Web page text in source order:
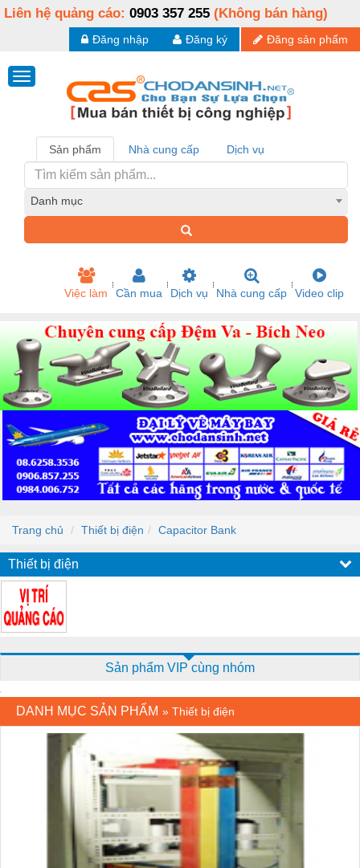
Liên hệ quảng cáo: 0903 357 255 (Không bán hàng)
Đăng sản phẩm
Đăng ký
Đăng nhập
Sản phẩm Nhà cung cấp Dịch vụ
Danh mục
Việc làm Cần mua Dịch vụ Nhà cung cấp Video clip
Trang chủ Thiết bị điện Capacitor Bank
Thiết bị điện
Sản phẩm VIP cùng nhóm
DANH MỤC SẢN PHẨM » Thiết bị điện